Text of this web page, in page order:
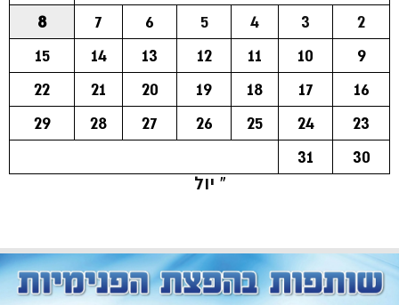
2
3
4
5
6
7
8
9
10
11
12
13
14
15
16
17
18
19
20
21
22
23
24
25
26
27
28
29
30
31
« יול